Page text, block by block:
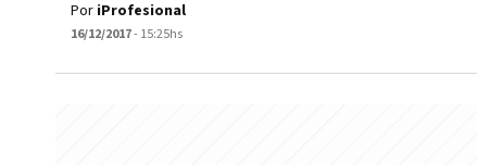
Por iProfesional
16/12/2017- 15:25hs